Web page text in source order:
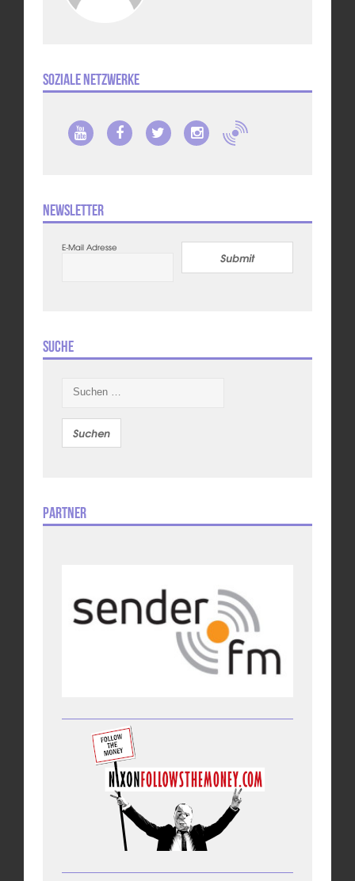
Soziale Netzwerke
Newsletter
E-Mail Adresse
Submit
Suche
nach:
Partner